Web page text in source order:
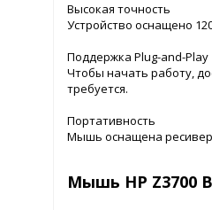
Высокая точность
Устройство оснащено
Поддержка Plug-and-Play
Чтобы начать работу,
требуется.
Портативность
Мышь оснащена
Мышь HP Z3700